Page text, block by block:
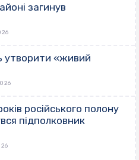
загинув
«живий
російського полону
підполковник